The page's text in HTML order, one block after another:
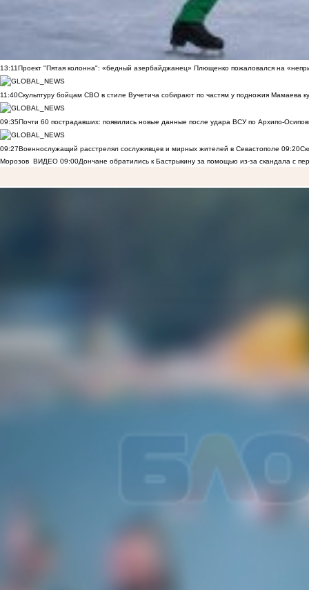
13:11Проект "Пятая колонна": «бедный азербайджанец» Плющенко пожаловался на
11:40Скульптуру бойцам СВО в стиле Вучетича собирают по частям у подножия Мамаева
09:35Почти 60 пострадавших: появились новые данные после удара ВСУ по Архипо-
09:27Военнослужащий расстрелял сослуживцев и мирных жителей в Севастополе 09:20
Морозов ВИДЕО 09:00Дончане обратились к Бастрыкину за помощью из-за скандала с